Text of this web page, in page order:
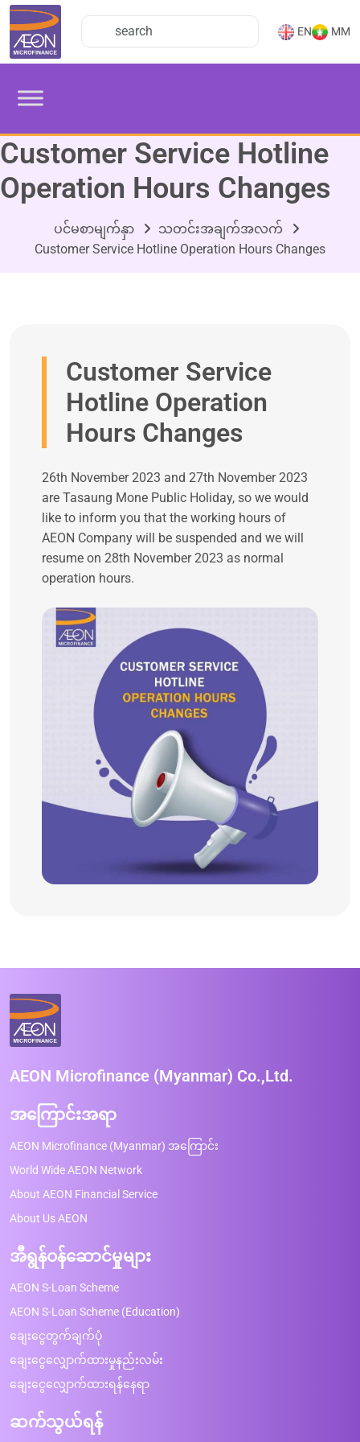
EN MM
Customer Service Hotline
Operation Hours Changes
ပင်မစာမျက်နှာ
သတင်းအချက်အလက်
Customer Service Hotline Operation Hours Changes
Customer Service
Hotline Operation
Hours Changes
26th November 2023 and 27th November 2023
are Tasaung Mone Public Holiday, so we would
like to inform you that the working hours of
AEON Company will be suspended and we will
resume on 28th November 2023 as normal
operation hours.
AEON Microfinance (Myanmar) Co.,Ltd.
အကြောင်းအရာ
AEON Microfinance (Myanmar) အကြောင်း
World Wide AEON Network
About AEON Financial Service
About Us AEON
အီရွန်ဝန်ဆောင်မှုများ
AEON S-Loan Scheme
AEON S-Loan Scheme (Education)
ချေးငွေတွက်ချက်ပုံ
ချေးငွေလျှောက်ထားမှုနည်းလမ်း
ချေးငွေလျှောက်ထားရန်နေရာ
ဆက်သွယ်ရန်